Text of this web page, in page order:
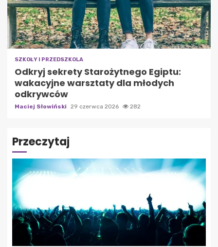
SZKOŁY I PRZEDSZKOLA
Odkryj sekrety Starożytnego Egiptu:
wakacyjne warsztaty dla młodych
odkrywców
Maciej Słowiński 29 czerwca 2026 282
Przeczytaj